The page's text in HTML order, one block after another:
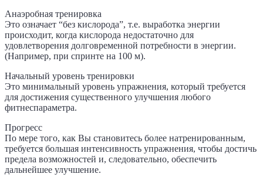
Анаэробная тренировка
Это означает “без кислорода”, т.е. выработка энергии
происходит, когда кислорода недостаточно для
удовлетворения долговременной потребности в энергии.
(Например, при спринте на 100 м).
Начальный уровень тренировки
Это минимальный уровень упражнения, который требуется
для достижения существенного улучшения любого
фитнеспараметра.
Прогресс
По мере того, как Вы становитесь более натренированным,
требуется большая интенсивность упражнения, чтобы достичь
предела возможностей и, следовательно, обеспечить
дальнейшее улучшение.